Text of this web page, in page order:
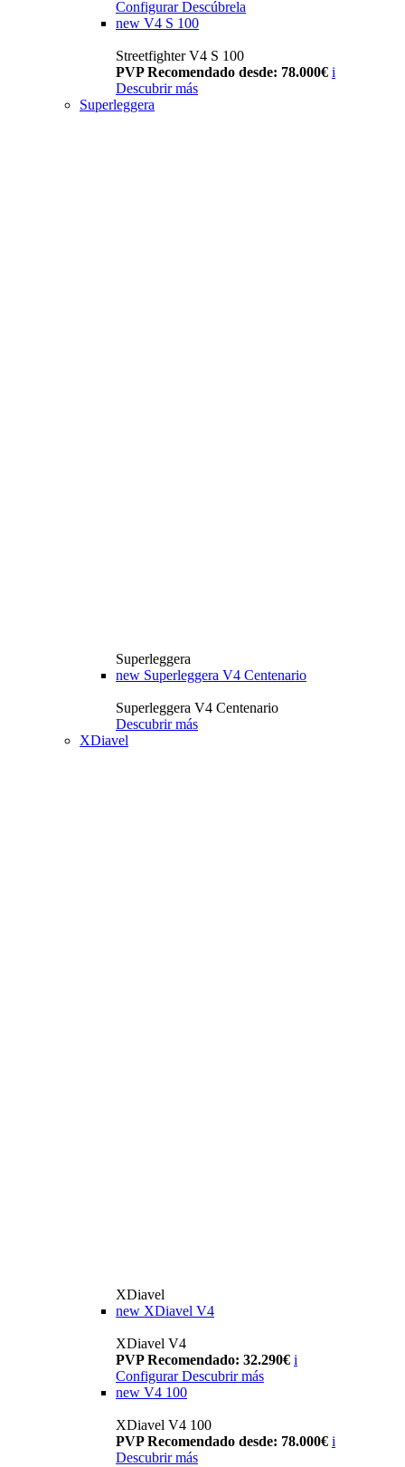
Configurar Descúbrela
new V4 S 100
Streetfighter V4 S 100
PVP Recomendado desde: 78.000€ i
Descubrir más
Superleggera
Superleggera
new Superleggera V4 Centenario
Superleggera V4 Centenario
Descubrir más
XDiavel
XDiavel
new XDiavel V4
XDiavel V4
PVP Recomendado: 32.290€ i
Configurar Descubrir más
new V4 100
XDiavel V4 100
PVP Recomendado desde: 78.000€ i
Descubrir más